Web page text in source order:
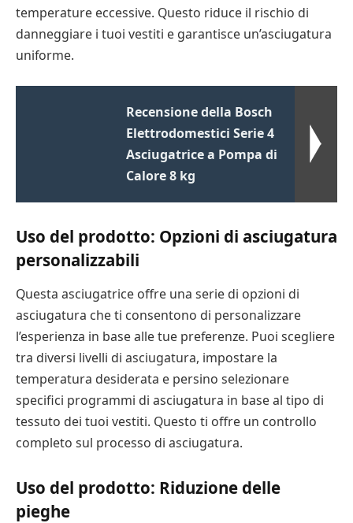
temperature eccessive. Questo riduce il rischio di
danneggiare i tuoi vestiti e garantisce un’asciugatura
uniforme.
Recensione della Bosch
Elettrodomestici Serie 4
Asciugatrice a Pompa di
Calore 8 kg
Uso del prodotto: Opzioni di asciugatura
personalizzabili
Questa asciugatrice offre una serie di opzioni di
asciugatura che ti consentono di personalizzare
l’esperienza in base alle tue preferenze. Puoi scegliere
tra diversi livelli di asciugatura, impostare la
temperatura desiderata e persino selezionare
specifici programmi di asciugatura in base al tipo di
tessuto dei tuoi vestiti. Questo ti offre un controllo
completo sul processo di asciugatura.
Uso del prodotto: Riduzione delle
pieghe